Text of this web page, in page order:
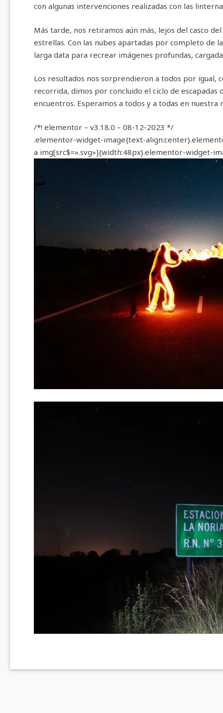
con algunas intervenciones realizadas con las
Más tarde, nos retiramos aún más, lejos del casco
estrellas. Con las nubes apartadas por completo de
larga data para recrear imágenes profundas,
Los resultados nos sorprendieron a todos por igual,
recorrida, dimos por concluido el ciclo de
encuentros. Esperamos a todos y a todas en nuestra
/*! elementor – v3.18.0 – 08-12-2023 */
.elementor-widget-image{text-
a img[src$=».svg»]{width:48px}.elementor-widget-